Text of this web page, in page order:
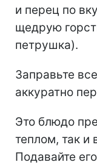
и перец по
щедрую
петрушка).
Заправьте
аккуратно
Это блюдо
теплом, так и
Подавайте